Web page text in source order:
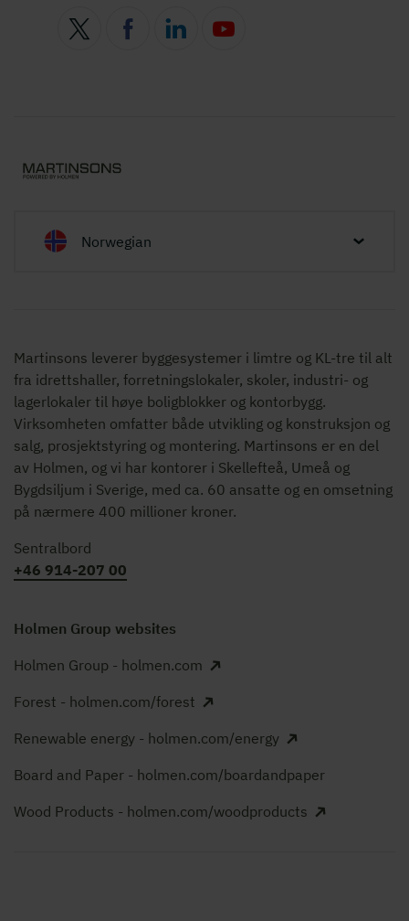
Norwegian
Martinsons leverer byggesystemer i limtre og KL-tre til alt
fra idrettshaller, forretningslokaler, skoler, industri- og
lagerlokaler til høye boligblokker og kontorbygg.
Virksomheten omfatter både utvikling og konstruksjon og
salg, prosjektstyring og montering. Martinsons er en del
av Holmen, og vi har kontorer i Skellefteå, Umeå og
Bygdsiljum i Sverige, med ca. 60 ansatte og en omsetning
på nærmere 400 millioner kroner.
Sentralbord
+46 914-207 00
Holmen Group websites
Holmen Group - holmen.com
Forest - holmen.com/forest
Renewable energy - holmen.com/energy
Board and Paper - holmen.com/boardandpaper
Wood Products - holmen.com/woodproducts